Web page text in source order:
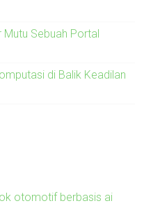
Sebuah Portal
di Balik Keadilan
otomotif berbasis ai